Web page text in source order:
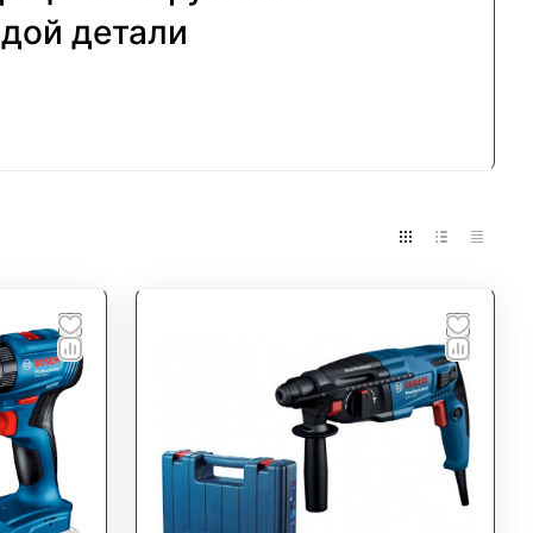
детали
поставку качественного
надежность, эффективность и